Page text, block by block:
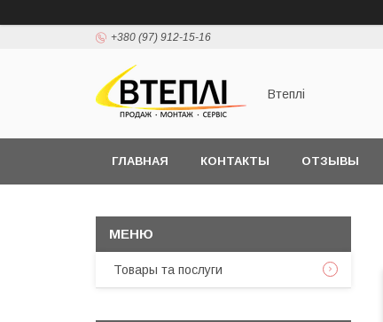
+380 (97) 912-15-16
Втеплі
ГЛАВНАЯ КОНТАКТЫ ОТЗЫВЫ
Товары та послуги